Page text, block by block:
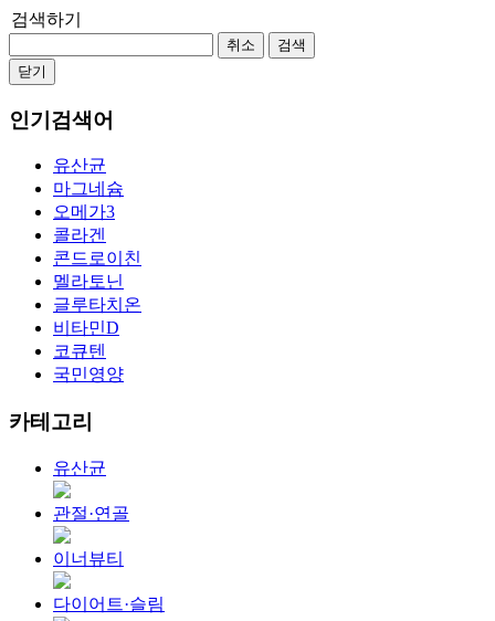
검색하기
취소
검색
닫기
인기검색어
유산균
마그네슘
오메가3
콜라겐
콘드로이친
멜라토닌
글루타치온
비타민D
코큐텐
국민영양
카테고리
유산균
관절·연골
이너뷰티
다이어트·슬림